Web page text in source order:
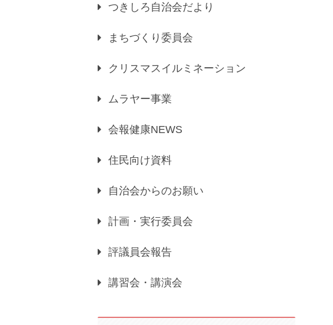
つきしろ自治会だより
まちづくり委員会
クリスマスイルミネーション
ムラヤー事業
会報健康NEWS
住民向け資料
自治会からのお願い
計画・実行委員会
評議員会報告
講習会・講演会